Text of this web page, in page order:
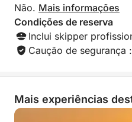
Não. Mais informações
Condições de reserva
Inclui skipper
Caução de segurança
Mais experiências